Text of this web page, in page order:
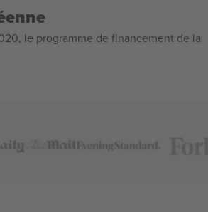
le programme de financement de la